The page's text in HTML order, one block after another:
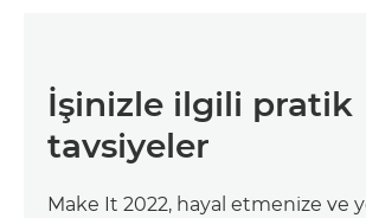
İşinizle ilgili pratik
tavsiyeler
Make It 2022, hayal etmenize ve